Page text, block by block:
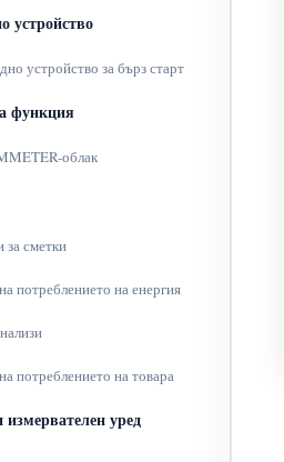
устройство
устройство за бърз старт
функция
облак
за сметки
потреблението на енергия
потреблението на товара
измервателен уред